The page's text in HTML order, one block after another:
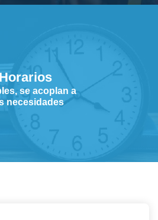
Horarios
se acoplan a
necesidades